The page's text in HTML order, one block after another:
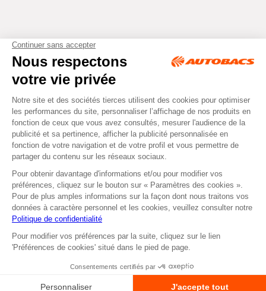
ou
Retirer dans un Centre
Tous droits réservés © Autobacs
Mentions légales RGPD
Cookies CGV
Facebook Instagram